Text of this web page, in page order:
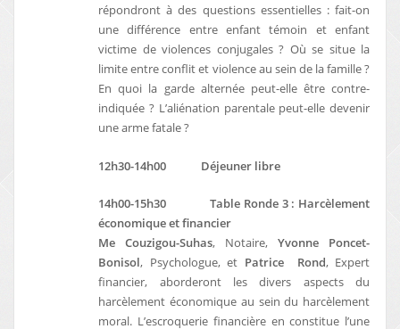
répondront à des questions essentielles : fait-on
une différence entre enfant témoin et enfant
victime de violences conjugales ? Où se situe la
limite entre conflit et violence au sein de la famille ?
En quoi la garde alternée peut-elle être contre-
indiquée ? L’aliénation parentale peut-elle devenir
une arme fatale ?
12h30-14h00 Déjeuner libre
14h00-15h30 Table Ronde 3 : Harcèlement
économique et financier
Me Couzigou-Suhas, Notaire,Yvonne Poncet-
Bonisol, Psychologue, et Patrice Rond, Expert
financier, aborderont les divers aspects du
harcèlement économique au sein du harcèlement
moral. L’escroquerie financière en constitue l’une